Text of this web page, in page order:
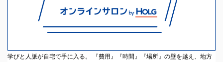
学びと人脈が自宅で手に入る。 『費用』『時間』『場所』の壁を越え、地方